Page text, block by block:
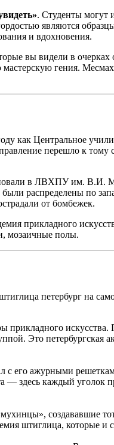
. Студенты могут
являются
и вдохновения.
вы видели в
гения.
как Центральное
перешло к
в ЛВХПУ им. В.И.
распределены по
от бомбежек.
прикладного
мозаичные полы.
петербург на
Это
с его ажурными
— здесь каждый
создававшие
штиглица, которые и